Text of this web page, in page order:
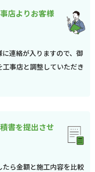
店よりお客様
連絡が入りますので、御
事店と調整していただき
書を提出させ
ら金額と施工内容を比較